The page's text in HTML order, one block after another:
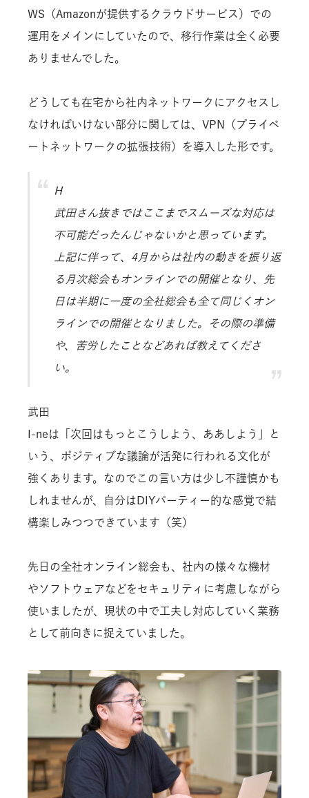
WS（Amazonが提供するクラウドサービス）での
運用をメインにしていたので、移行作業は全く必要
ありませんでした。
どうしても在宅から社内ネットワークにアクセスし
なければいけない部分に関しては、VPN（プライベ
ートネットワークの拡張技術）を導入した形です。
H
武田さん抜きではここまでスムーズな対応は
不可能だったんじゃないかと思っています。
上記に伴って、4月からは社内の動きを振り返
る月次総会もオンラインでの開催となり、先
日は半期に一度の全社総会も全て同じくオン
ラインでの開催となりました。その際の準備
や、苦労したことなどあれば教えてくださ
い。
武田
I-neは「次回はもっとこうしよう、ああしよう」と
いう、ポジティブな議論が活発に行われる文化が
強くあります。なのでこの言い方は少し不謹慎かも
しれませんが、自分はDIYパーティー的な感覚で結
構楽しみつつできています（笑）
先日の全社オンライン総会も、社内の様々な機材
やソフトウェアなどをセキュリティに考慮しながら
使いましたが、現状の中で工夫し対応していく業務
として前向きに捉えていました。